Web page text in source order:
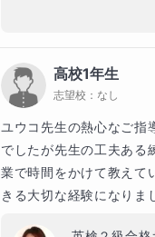
らも柔軟に
はライティ
高校1年生
志望校： なし
ユウコ先生の熱心なご指
でしたが先生の工夫ある
業で時間をかけて教えて
きる大切な経験になりま